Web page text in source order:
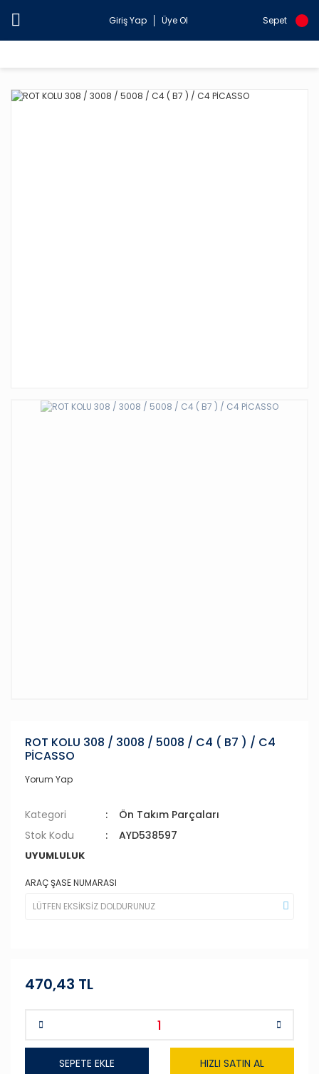
Giriş Yap Üye Ol Sepet
ROT KOLU 308 / 3008 / 5008 / C4 ( B7 ) / C4
PİCASSO
Yorum Yap
Kategori
Ön Takım Parçaları
Stok Kodu
AYD538597
UYUMLULUK
ARAÇ ŞASE NUMARASI
470,43 TL
SEPETE EKLE HIZLI SATIN AL